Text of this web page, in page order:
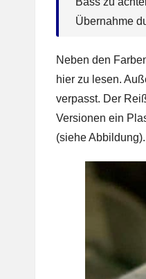
Übernahme
Neben den
hier zu lesen.
verpasst. Der
Versionen ein
(siehe Abbildung).